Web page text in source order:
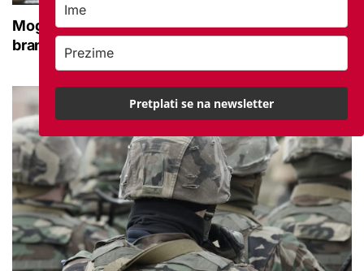
Moguće povećanje naknade za nezaposlene
branitelje: Znamo koliko ih je na burzi
Pretplati se na newsletter